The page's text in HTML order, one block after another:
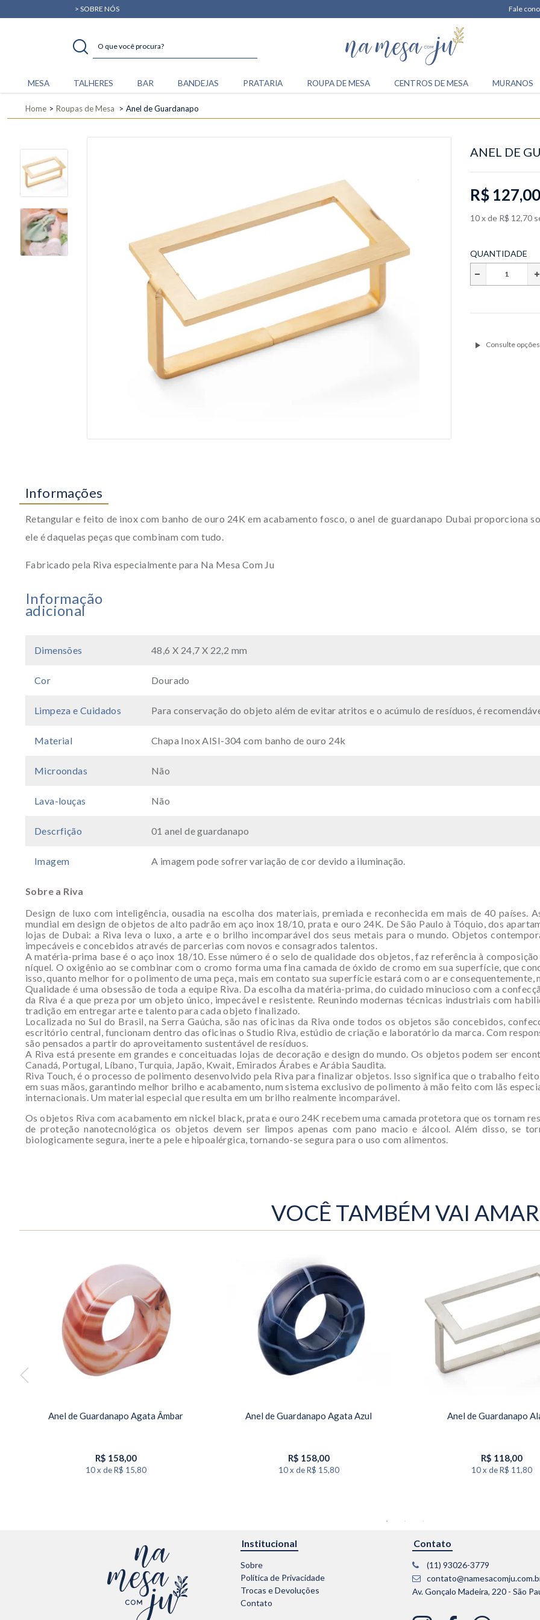
> SOBRE NÓS Fale
MESA TALHERES BAR BANDEJAS PRATARIA ROUPA DE MESA CENTROS DE MESA MURANOS
Home Roupas de Mesa Anel de Guardanapo
ANEL DE
R$ 127,00
10 x de R$ 12,70
QUANTIDADE
Informações
Retangular e feito de inox com banho de ouro 24K em acabamento fosco, o anel de guardanapo Dubai proporciona
ele é daquelas peças que combinam com tudo.
Fabricado pela Riva especialmente para Na Mesa Com Ju
Informação
adicional
Dimensões 48,6 X 24,7 X 22,2 mm
Cor Dourado
Limpeza e Cuidados Para conservação do objeto além de evitar atritos e o acúmulo de resíduos, é
Material Chapa Inox AISI-304 com banho de ouro 24k
Microondas Não
Lava-louças Não
Descrfição 01 anel de guardanapo
Imagem A imagem pode sofrer variação de cor devido a iluminação.
Sobre a Riva
Design de luxo com inteligência, ousadia na escolha dos materiais, premiada e reconhecida em mais de 40 países.
mundial em design de objetos de alto padrão em aço inox 18/10, prata e ouro 24K. De São Paulo à Tóquio, dos
lojas de Dubai: a Riva leva o luxo, a arte e o brilho incomparável dos seus metais para o mundo. Objetos
impecáveis e concebidos através de parcerias com novos e consagrados talentos.
A matéria-prima base é o aço inox 18/10. Esse número é o selo de qualidade dos objetos, faz referência à
níquel. O oxigênio ao se combinar com o cromo forma uma fina camada de óxido de cromo em sua superfície, que
isso, quanto melhor for o polimento de uma peça, mais em contato sua superfície estará com o ar e consequentemente,
Qualidade é uma obsessão de toda a equipe Riva. Da escolha da matéria-prima, do cuidado minucioso com a
da Riva é a que preza por um objeto único, impecável e resistente. Reunindo modernas técnicas industriais com
tradição em entregar arte e talento para cada objeto finalizado.
Localizada no Sul do Brasil, na Serra Gaúcha, são nas oficinas da Riva onde todos os objetos são concebidos,
escritório central, funcionam dentro das oficinas o Studio Riva, estúdio de criação e laboratório da marca. Com
são pensados a partir do aproveitamento sustentável de resíduos.
A Riva está presente em grandes e conceituadas lojas de decoração e design do mundo. Os objetos podem ser
Canadá, Portugal, Líbano, Turquia, Japão, Kwait, Emirados Árabes e Arábia Saudita.
Riva Touch, é o processo de polimento desenvolvido pela Riva para finalizar objetos. Isso significa que o trabalho
em suas mãos, garantindo melhor brilho e acabamento, num sistema exclusivo de polimento à mão feito com lãs
internacionais. Um material especial que resulta em um brilho realmente incomparável.
Os objetos Riva com acabamento em nickel black, prata e ouro 24K recebem uma camada protetora que os tornam
de proteção nanotecnológica os objetos devem ser limpos apenas com pano macio e álcool. Além disso, se
biologicamente segura, inerte a pele e hipoalérgica, tornando-se segura para o uso com alimentos.
VOCÊ TAMBÉM VAI AMAR
Anel de Guardanapo Agata Âmbar
R$ 158,00
10 x de R$ 15,80
Anel de Guardanapo Agata Azul
R$ 158,00
10 x de R$ 15,80
Anel de Guardanapo
R$ 118,00
10 x de R$ 11,80
Institucional
Sobre
Política de Privacidade
Trocas e Devoluções
Contato
Contato
(11) 93026-3779
Av. Gonçalo Madeira, 220 - São